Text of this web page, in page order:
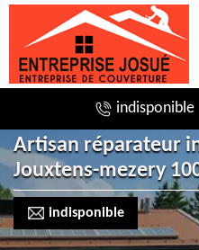
indisponible
Artisan réparateur
Jouxtens-mezery
indisponible